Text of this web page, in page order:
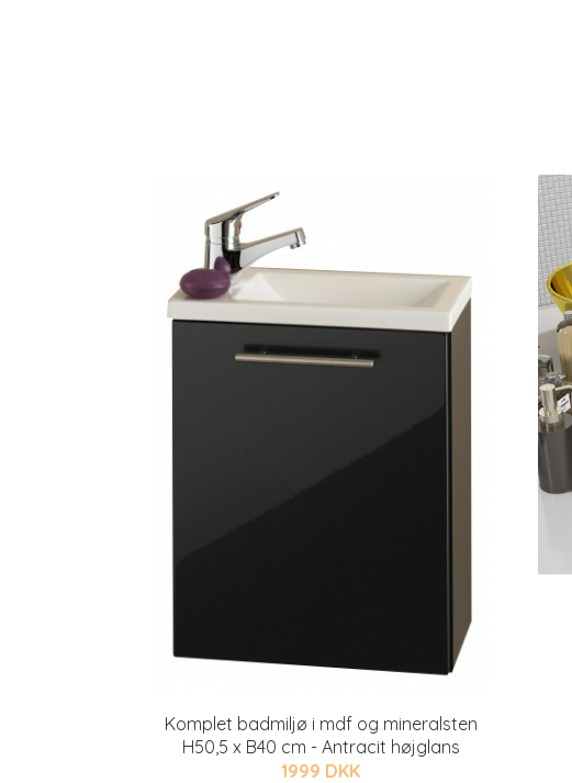
Komplet badmiljø i mdf og mineralsten
H50,5 x B40 cm - Antracit højglans
1999 DKK